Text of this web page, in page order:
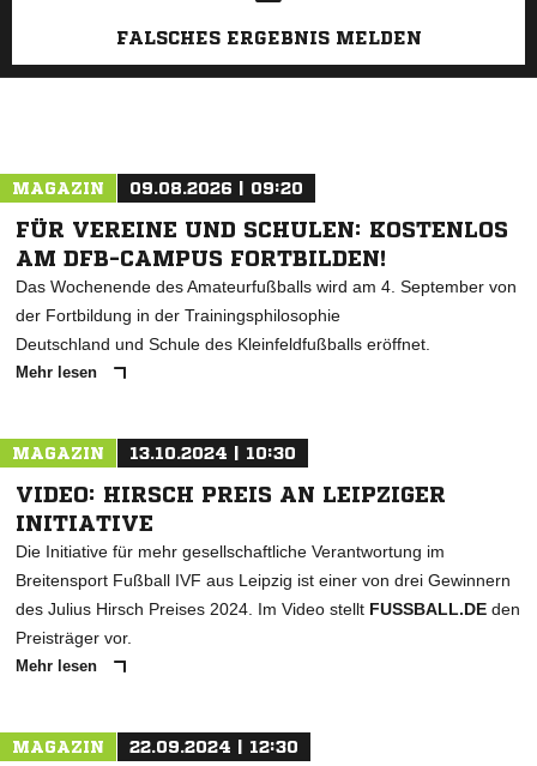
FALSCHES ERGEBNIS MELDEN
MAGAZIN 09.08.2026 | 09:20
FÜR VEREINE UND SCHULEN: KOSTENLOS
AM DFB-CAMPUS FORTBILDEN!
Das Wochenende des Amateurfußballs wird am 4. September von
der Fortbildung in der Trainingsphilosophie
Deutschland und Schule des Kleinfeldfußballs eröffnet.
Mehr lesen
MAGAZIN 13.10.2024 | 10:30
VIDEO: HIRSCH PREIS AN LEIPZIGER
INITIATIVE
Die Initiative für mehr gesellschaftliche Verantwortung im
Breitensport Fußball IVF aus Leipzig ist einer von drei Gewinnern
des Julius Hirsch Preises 2024. Im Video stellt FUSSBALL.DE den
Preisträger vor.
Mehr lesen
MAGAZIN 22.09.2024 | 12:30